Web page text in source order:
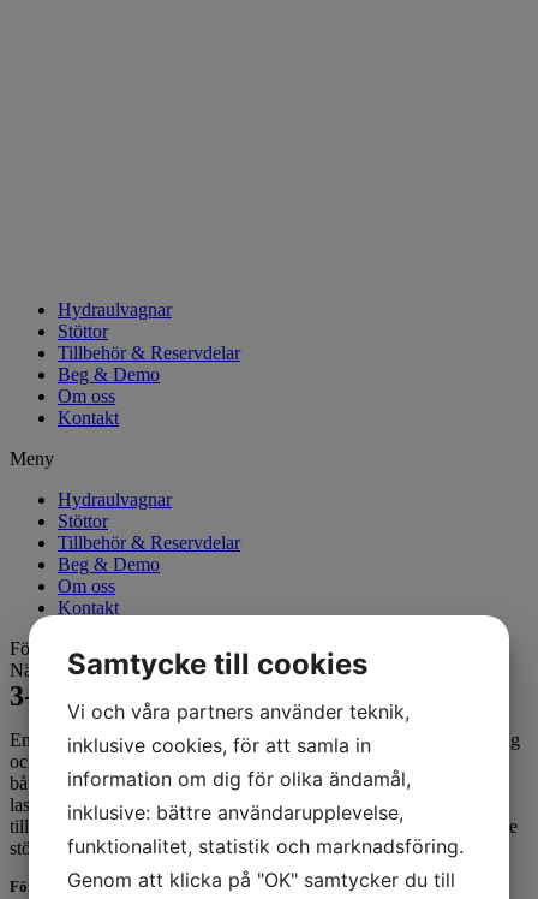
Hydraulvagnar
Stöttor
Tillbehör & Reservdelar
Beg & Demo
Om oss
Kontakt
Meny
Hydraulvagnar
Stöttor
Tillbehör & Reservdelar
Beg & Demo
Om oss
Kontakt
Föregående bild
Nästa bild
3-ton Verkstadsvagnen
En behändig vagn för båtar lupp till 3 ton för verkstad, båthantering
och uppläggning på varv och
båtklubbar. Den kan dras med fyrhjuling, bil, traktor eller
lastmaskin. På ett slätt underlag kan man
till och med dra den för hand. Konstruktionen är samma som för de
större vagnarna.
Fördelar med 3 ton – verkstadsvagnen:
Samtycke till cookies
Vi och våra partners använder teknik,
inklusive cookies, för att samla in
information om dig för olika ändamål,
inklusive: bättre användarupplevelse,
funktionalitet, statistik och marknadsföring.
Genom att klicka på "OK" samtycker du till